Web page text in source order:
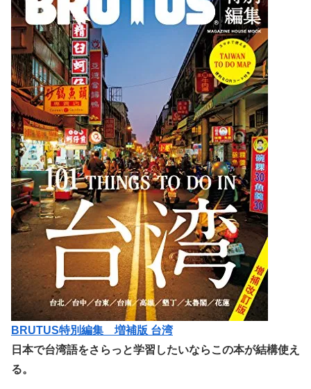
BRUTUS特別編集 増補版 台湾
日本で台湾語をさらっと学習したいならこの本が結構使え
る。